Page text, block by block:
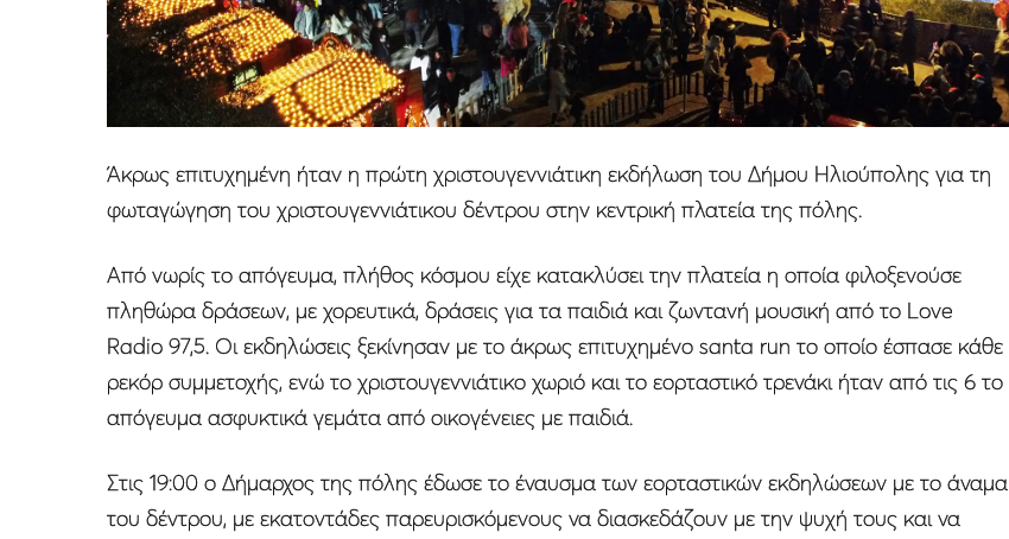
Άκρως επιτυχημένη ήταν η πρώτη χριστουγεννιάτικη εκδήλωση του Δήμου Ηλιούπολης για τη
φωταγώγηση του χριστουγεννιάτικου δέντρου στην κεντρική πλατεία της πόλης.
Από νωρίς το απόγευμα, πλήθος κόσμου είχε κατακλύσει την πλατεία η οποία φιλοξενούσε
πληθώρα δράσεων, με χορευτικά, δράσεις για τα παιδιά και ζωντανή μουσική από το Love
Radio 97,5. Oι εκδηλώσεις ξεκίνησαν με το άκρως επιτυχημένο santa run το οποίο έσπασε κάθε
ρεκόρ συμμετοχής, ενώ το χριστουγεννιάτικο χωριό και το εορταστικό τρενάκι ήταν από τις 6 το
απόγευμα ασφυκτικά γεμάτα από οικογένειες με παιδιά.
Στις 19:00 ο Δήμαρχος της πόλης έδωσε το έναυσμα των εορταστικών εκδηλώσεων με το άναμα
του δέντρου, με εκατοντάδες παρευρισκόμενους να διασκεδάζουν με την ψυχή τους και να